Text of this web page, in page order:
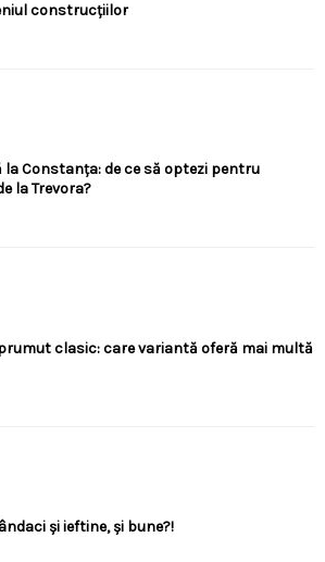
construcțiilor
la Constanța: de ce să optezi pentru
la Trevora?
clasic: care variantă oferă mai multă
și ieftine, și bune?!